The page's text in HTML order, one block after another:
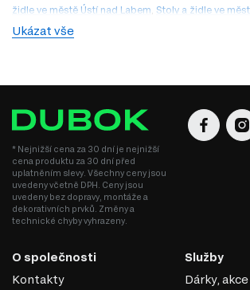
židle ve městě Ústí nad Labem Stoly a židle ve
Stoly a židle ve městě Pardubice
Ukázat vše
* Nejnižší cena za 30 dní je nejnižší
cena produktu za 30 dní před
uplatněním slevy. Všechny ceny jsou
uvedeny včetně DPH. Ceny jsou
uvedeny bez dopravy, montáže a
dekorativních prvků. Změny a
technické chyby vyhrazeny.
O společnosti
Kontakty
Služby
Dárky,